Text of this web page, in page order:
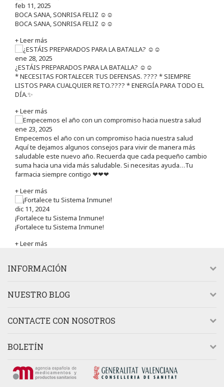
feb 11, 2025
BOCA SANA, SONRISA FELIZ ☺️☺️
BOCA SANA, SONRISA FELIZ ☺️☺️
+ Leer más
ene 28, 2025
¿ESTÁIS PREPARADOS PARA LA BATALLA? ☺️☺️
* NECESITAS FORTALECER TUS DEFENSAS. ????️ * SIEMPRE
LISTOS PARA CUALQUIER RETO.???? * ENERGÍA PARA TODO EL
DÍA.✨
+ Leer más
ene 23, 2025
Empecemos el año con un compromiso hacia nuestra salud
Aquí te dejamos algunos consejos para vivir de manera más
saludable este nuevo año. Recuerda que cada pequeño cambio
suma hacia una vida más saludable. Si necesitas ayuda…Tu
farmacia siempre contigo ❤❤❤
+ Leer más
dic 11, 2024
¡Fortalece tu Sistema Inmune!
¡Fortalece tu Sistema Inmune!
+ Leer más
INFORMACIÓN
NUESTRO BLOG
CONTACTE CON NOSOTROS
BOLETÍN